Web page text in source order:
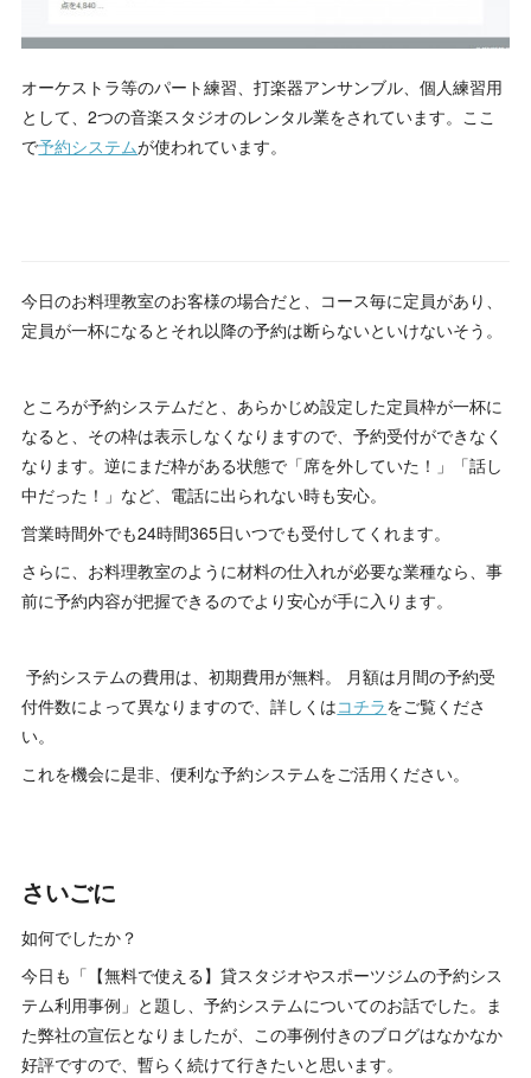
オーケストラ等のパート練習、打楽器アンサンブル、個人練習用
として、2つの音楽スタジオのレンタル業をされています。ここ
で予約システムが使われています。
今日のお料理教室のお客様の場合だと、コース毎に定員があり、
定員が一杯になるとそれ以降の予約は断らないといけないそう。
ところが予約システムだと、あらかじめ設定した定員枠が一杯に
なると、その枠は表示しなくなりますので、予約受付ができなく
なります。逆にまだ枠がある状態で「席を外していた！」「話し
中だった！」など、電話に出られない時も安心。
営業時間外でも24時間365日いつでも受付してくれます。
さらに、お料理教室のように材料の仕入れが必要な業種なら、事
前に予約内容が把握できるのでより安心が手に入ります。
予約システムの費用は、初期費用が無料。 月額は月間の予約受
付件数によって異なりますので、詳しくはコチラをご覧くださ
い。
これを機会に是非、便利な予約システムをご活用ください。
さいごに
如何でしたか？
今日も「【無料で使える】貸スタジオやスポーツジムの予約シス
テム利用事例」と題し、予約システムについてのお話でした。ま
た弊社の宣伝となりましたが、この事例付きのブログはなかなか
好評ですので、暫らく続けて行きたいと思います。